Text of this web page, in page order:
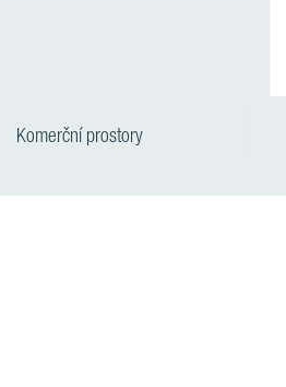
Komerční prostory